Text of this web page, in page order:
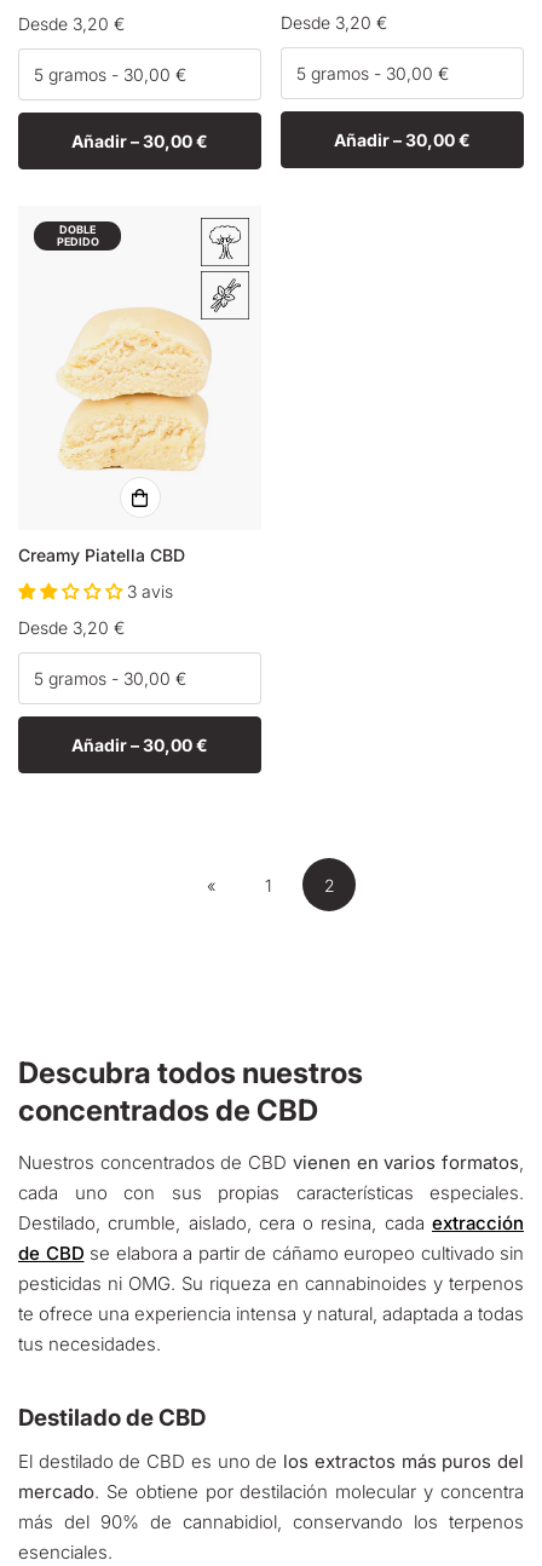
Precio
habitual
Desde 3,20 €
Añadir –30,00 €
Precio
habitual
Desde 3,20 €
Añadir –30,00 €
DOBLE
PEDIDO
Creamy Piatella CBD
3 avis
Precio
habitual
Desde 3,20 €
Añadir –30,00 €
« 1 2
Descubra todos nuestros
concentrados de CBD
Nuestros concentrados de CBD vienen en varios formatos
cada uno con sus propias características especiales.
Destilado, crumble, aislado, cera o resina, cada extracción
de CBD se elabora a partir de cáñamo europeo cultivado sin
pesticidas ni OMG. Su riqueza en cannabinoides y terpenos
te ofrece una experiencia intensa y natural, adaptada a todas
tus necesidades.
Destilado de CBD
El destilado de CBD es uno de los extractos más puros del
mercado. Se obtiene por destilación molecular y concentra
más del 90% de cannabidiol, conservando los terpenos
esenciales.